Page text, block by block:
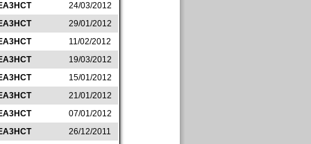
24/03/2012
29/01/2012
11/02/2012
19/03/2012
15/01/2012
21/01/2012
07/01/2012
26/12/2011